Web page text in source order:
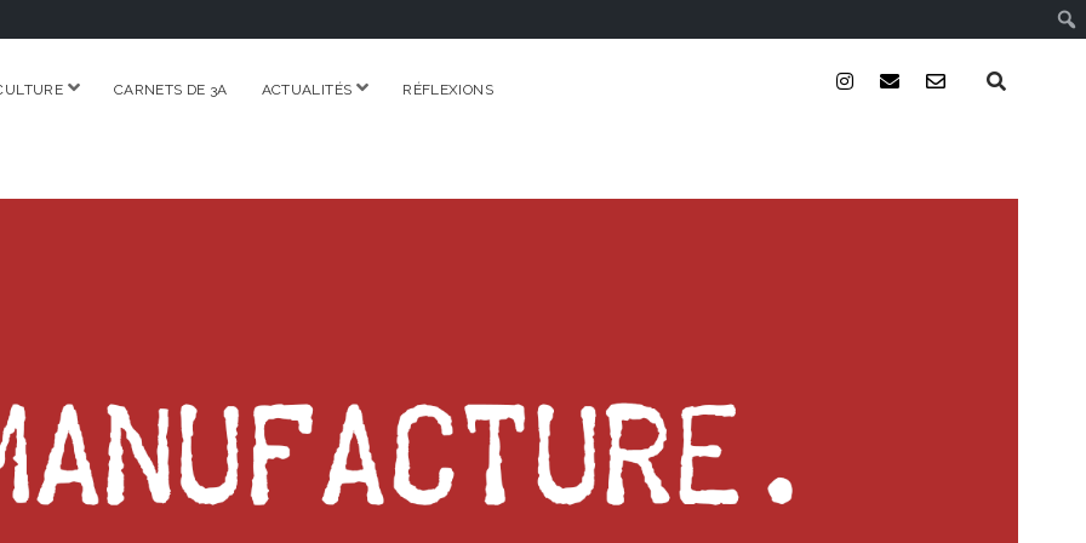
ouvrirCARNETS DE 3A ACTUALITÉS ouvrirRÉFLEXIONS instagram
emailemail-